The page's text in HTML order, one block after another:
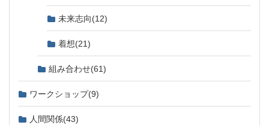
未来志向(12)
着想(21)
組み合わせ(61)
ワークショップ(9)
人間関係(43)